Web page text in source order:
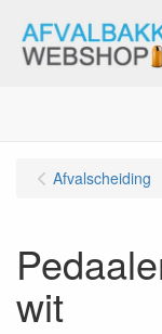
Afvalscheiding
wit